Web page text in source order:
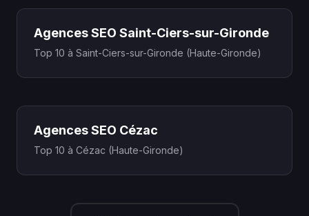
Agences SEO Saint-Ciers-sur-Gironde
Top 10 à Saint-Ciers-sur-Gironde (Haute-Gironde)
Agences SEO Cézac
Top 10 à Cézac (Haute-Gironde)